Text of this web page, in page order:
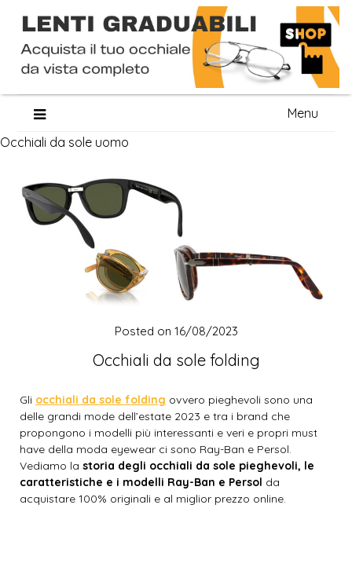
content
Menu
Occhiali da sole uomo
Occhiali da sole folding
Posted on 16/08/2023
Gli occhiali da sole folding ovvero pieghevoli sono una
delle grandi mode dell’estate 2023 e tra i brand che
propongono i modelli più interessanti e veri e propri must
have della moda eyewear ci sono Ray-Ban e Persol.
Vediamo la storia degli occhiali da sole pieghevoli, le
caratteristiche e i modelli Ray-Ban e Persol da
acquistare 100% originali e al miglior prezzo online.